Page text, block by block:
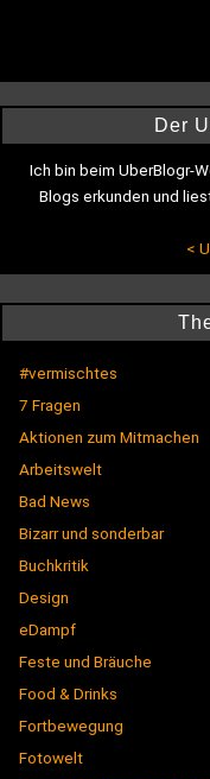
Der
Ich bin beim UberBlogr-
Blogs erkunden und
<
#vermischtes
7 Fragen
Aktionen zum Mitmachen
Arbeitswelt
Bad News
Bizarr und sonderbar
Buchkritik
Design
eDampf
Feste und Bräuche
Food & Drinks
Fortbewegung
Fotowelt